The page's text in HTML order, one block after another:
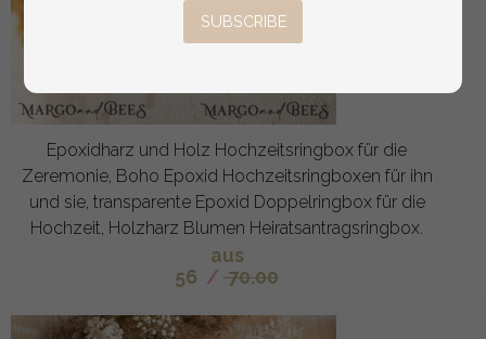
Epoxidharz und Holz Hochzeitsringbox für die
Zeremonie, Boho Epoxid Hochzeitsringboxen für ihn
und sie, transparente Epoxid Doppelringbox für die
Hochzeit, Holzharz Blumen Heiratsantragsringbox.
aus
56 / 70.00
SUBSCRIBE